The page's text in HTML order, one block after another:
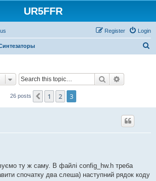
UR5FFR
Login
Register
Search
26 posts Previous
1 2 3
ту ж саму. В файлі config_hw.h треба
спочатку два слеша) наступний рядок коду